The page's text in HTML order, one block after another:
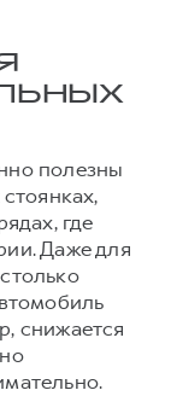
полезны
где
Даже для
снижается